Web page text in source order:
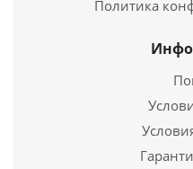
Политика